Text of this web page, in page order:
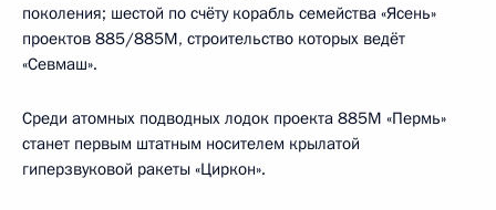
поколения; шестой по счёту корабль семейства «Ясень»
проектов 885/885М, строительство которых ведёт
«Севмаш».
Среди атомных подводных лодок проекта 885М «Пермь»
станет первым штатным носителем крылатой
гиперзвуковой ракеты «Циркон».